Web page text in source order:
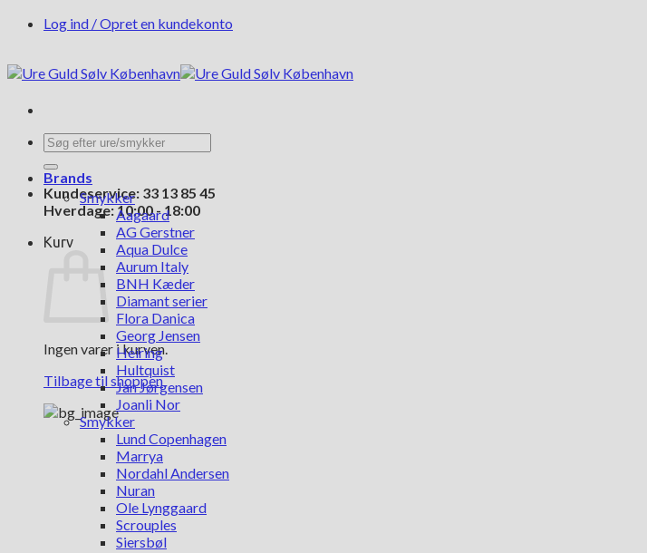
FortsætLog ind / Opret en kundekonto
Søg
efter:
Kundeservice: 33 13 85 45
Hverdage: 10:00 - 18:00
Kurv
Ingen varer i kurven.
Tilbage til shoppen
Brands
Smykker
Aagaard
AG Gerstner
Aqua Dulce
Aurum Italy
BNH Kæder
Diamant serier
Flora Danica
Georg Jensen
Heiring
Hultquist
Jan Jørgensen
Joanli Nor
Smykker
Lund Copenhagen
Marrya
Nordahl Andersen
Nuran
Ole Lynggaard
Scrouples
Siersbøl